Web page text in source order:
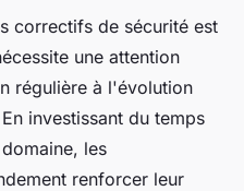
correctifs de sécurité est
une attention
régulière à l'évolution
investissant du temps
les
renforcer leur